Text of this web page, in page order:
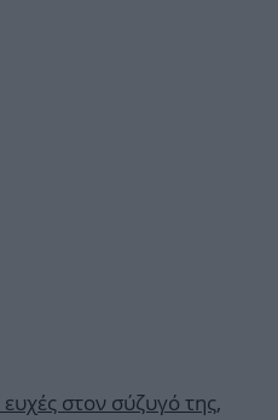
στον σύζυγό της,